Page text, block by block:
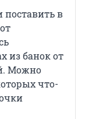
в
из банок от
Можно
что-